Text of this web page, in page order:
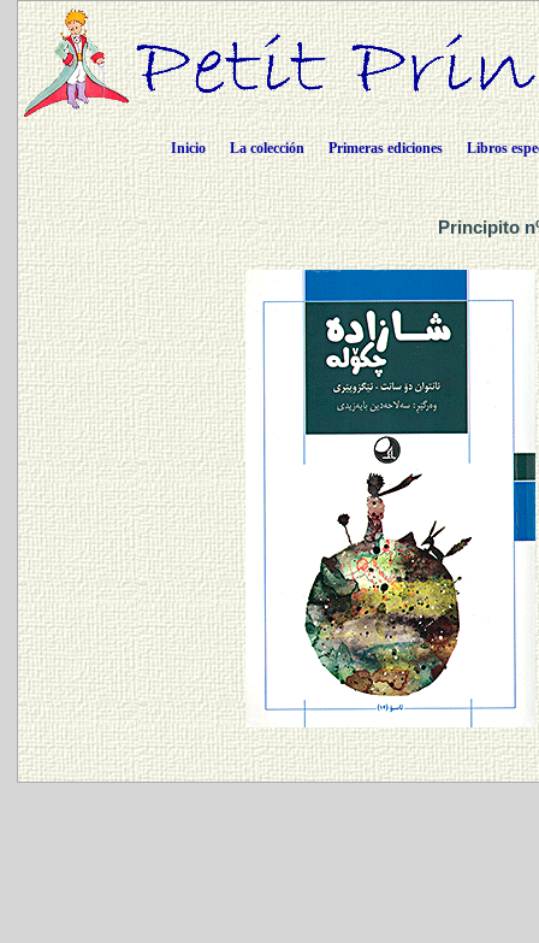
Inicio La colección Primeras ediciones Libros
Principito